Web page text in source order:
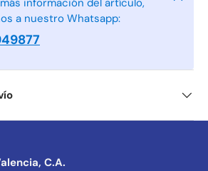
a nuestro Whatsapp:
C.A.